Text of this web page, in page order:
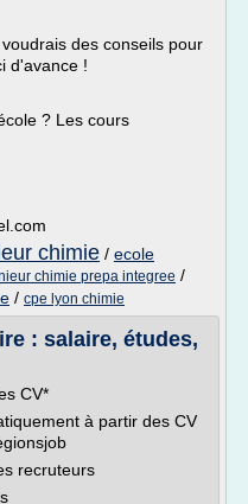
des conseils pour
d'avance !
? Les cours
chimie / ecole
chimie prepa integree /
/ cpe lyon chimie
: salaire, études,
CV*
à partir des CV
recruteurs